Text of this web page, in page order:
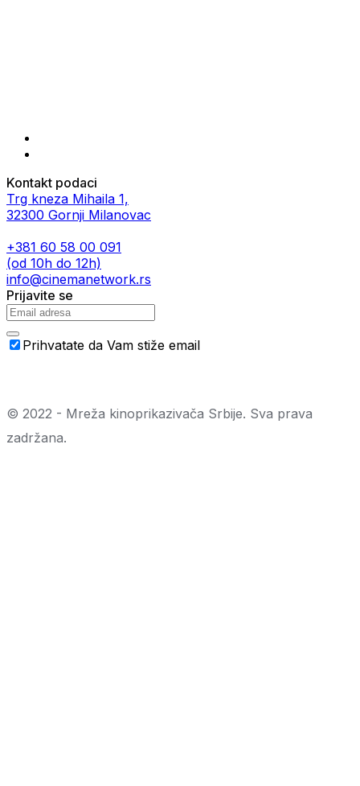
Kontakt podaci
Trg kneza Mihaila 1,
32300 Gornji Milanovac
+381 60 58 00 091
(od 10h do 12h)
info@cinemanetwork.rs
Prijavite se
Prihvatate da Vam stiže email
© 2022 - Mreža kinoprikazivača Srbije. Sva prava
zadržana.